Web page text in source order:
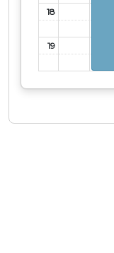
18
19